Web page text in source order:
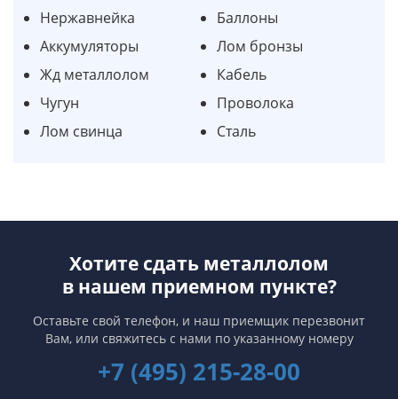
Нержавнейка
Баллоны
Аккумуляторы
Лом бронзы
Жд металлолом
Кабель
Чугун
Проволока
Лом свинца
Сталь
Хотите сдать металлолом
в нашем приемном пункте?
Оставьте свой телефон, и наш приемщик перезвонит
Вам, или свяжитесь с нами по указанному номеру
+7 (495) 215-28-00